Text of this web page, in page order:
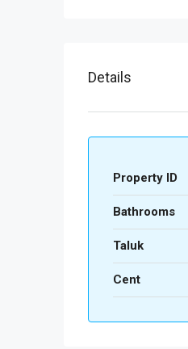
Details
Property ID
Bathrooms
Taluk
Cent